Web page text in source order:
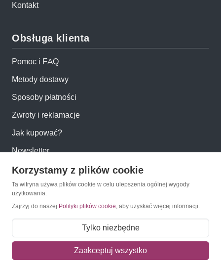
Kontakt
Obsługa klienta
Pomoc i FAQ
Metody dostawy
Sposoby płatności
Zwroty i reklamacje
Jak kupować?
Newsletter
Konto
Moje konto
Mój koszyk
Adres dostawy
Korzystamy z plików cookie
Ta witryna używa plików cookie w celu ulepszenia ogólnej wygody
użytkowania.
Zajrzyj do naszej Polityki plików cookie, aby uzyskać więcej informacji.
Tylko niezbędne
Zaakceptuj wszystko